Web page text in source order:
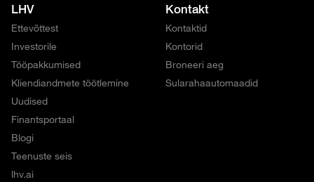
LHV
Ettevõttest
Investorile
Tööpakkumised
Kliendiandmete töötlemine
Uudised
Finantsportaal
Blogi
Teenuste seis
lhv.ai
Kontakt
Kontaktid
Kontorid
Broneeri aeg
Sularahaautomaadid